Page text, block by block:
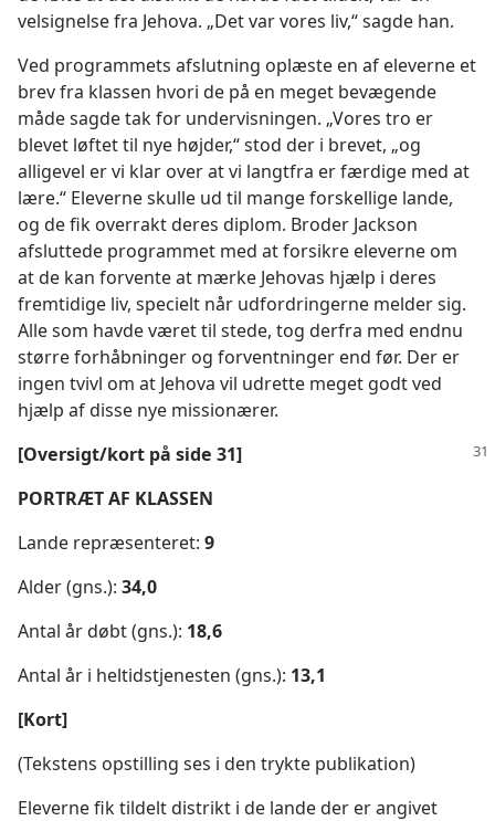
velsignelse fra Jehova. „Det var vores liv,“ sagde han.
Ved programmets afslutning oplæste en af eleverne et
brev fra klassen hvori de på en meget bevægende
måde sagde tak for undervisningen. „Vores tro er
blevet løftet til nye højder,“ stod der i brevet, „og
alligevel er vi klar over at vi langtfra er færdige med at
lære.“ Eleverne skulle ud til mange forskellige lande,
og de fik overrakt deres diplom. Broder Jackson
afsluttede programmet med at forsikre eleverne om
at de kan forvente at mærke Jehovas hjælp i deres
fremtidige liv, specielt når udfordringerne melder sig.
Alle som havde været til stede, tog derfra med endnu
større forhåbninger og forventninger end før. Der er
ingen tvivl om at Jehova vil udrette meget godt ved
hjælp af disse nye missionærer.
[Oversigt/​kort på side 31]
PORTRÆT AF KLASSEN
Lande repræsenteret: 9
Alder (gns.): 34,0
Antal år døbt (gns.): 18,6
Antal år i heltidstjenesten (gns.): 13,1
[Kort]
(Tekstens opstilling ses i den trykte publikation)
Eleverne fik tildelt distrikt i de lande der er angivet